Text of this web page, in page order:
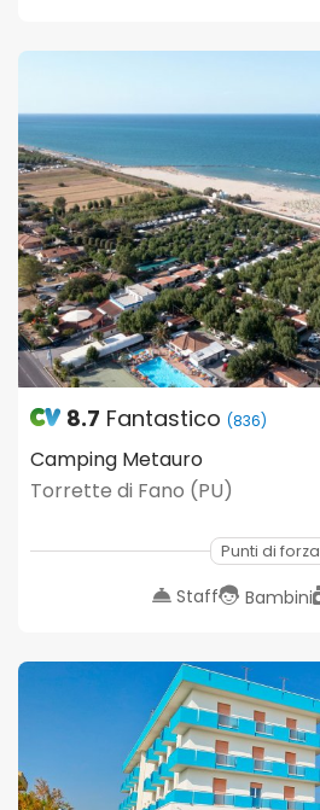
8.7 Fantastico (836)
Camping Metauro
Torrette di Fano (PU)
Punti di forza
Staff Bambini